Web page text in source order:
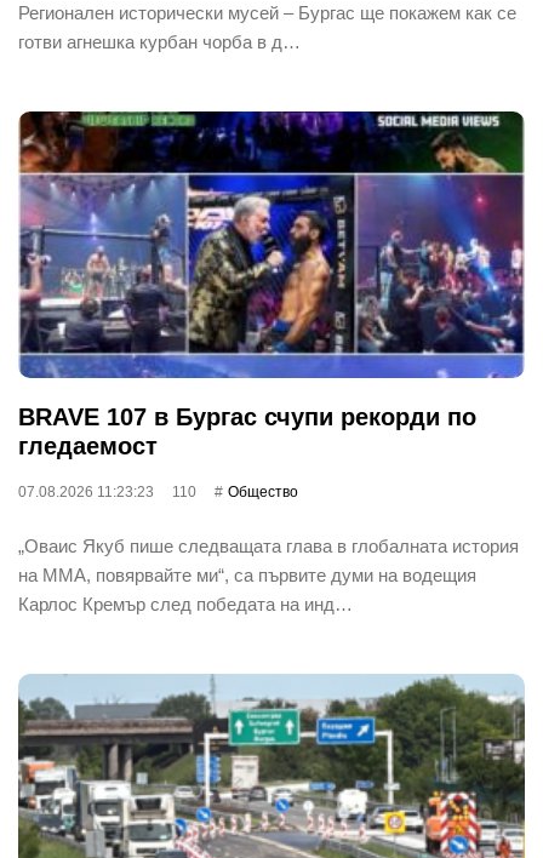
Регионален исторически мусей – Бургас ще покажем как се
готви агнешка курбан чорба в д…
BRAVE 107 в Бургас счупи рекорди по
гледаемост
07.08.2026 11:23:23 110 Общество
„Оваис Якуб пише следващата глава в глобалната история
на ММА, повярвайте ми“, са първите думи на водещия
Карлос Кремър след победата на инд…